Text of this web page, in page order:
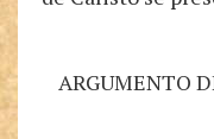
ARGUMENTO